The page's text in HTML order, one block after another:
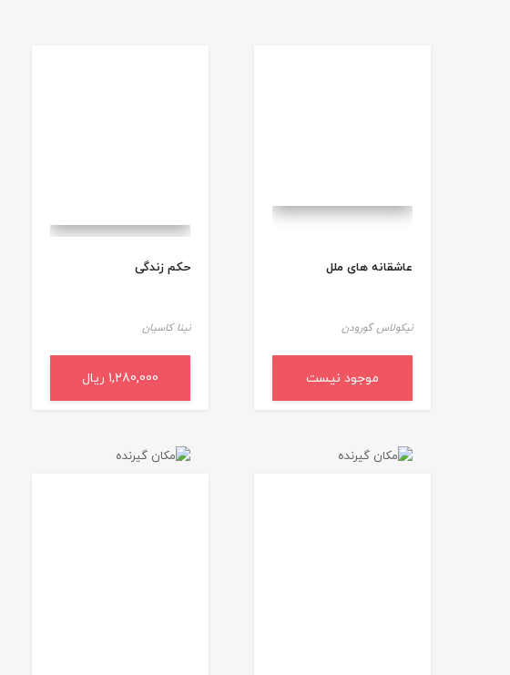
عاشقانه های ملل
نیکولاس گورودن
موجود نیست
حکم زندگی
نینا کاسیان
1,280,000 ریال
افزودن به سبد خرید